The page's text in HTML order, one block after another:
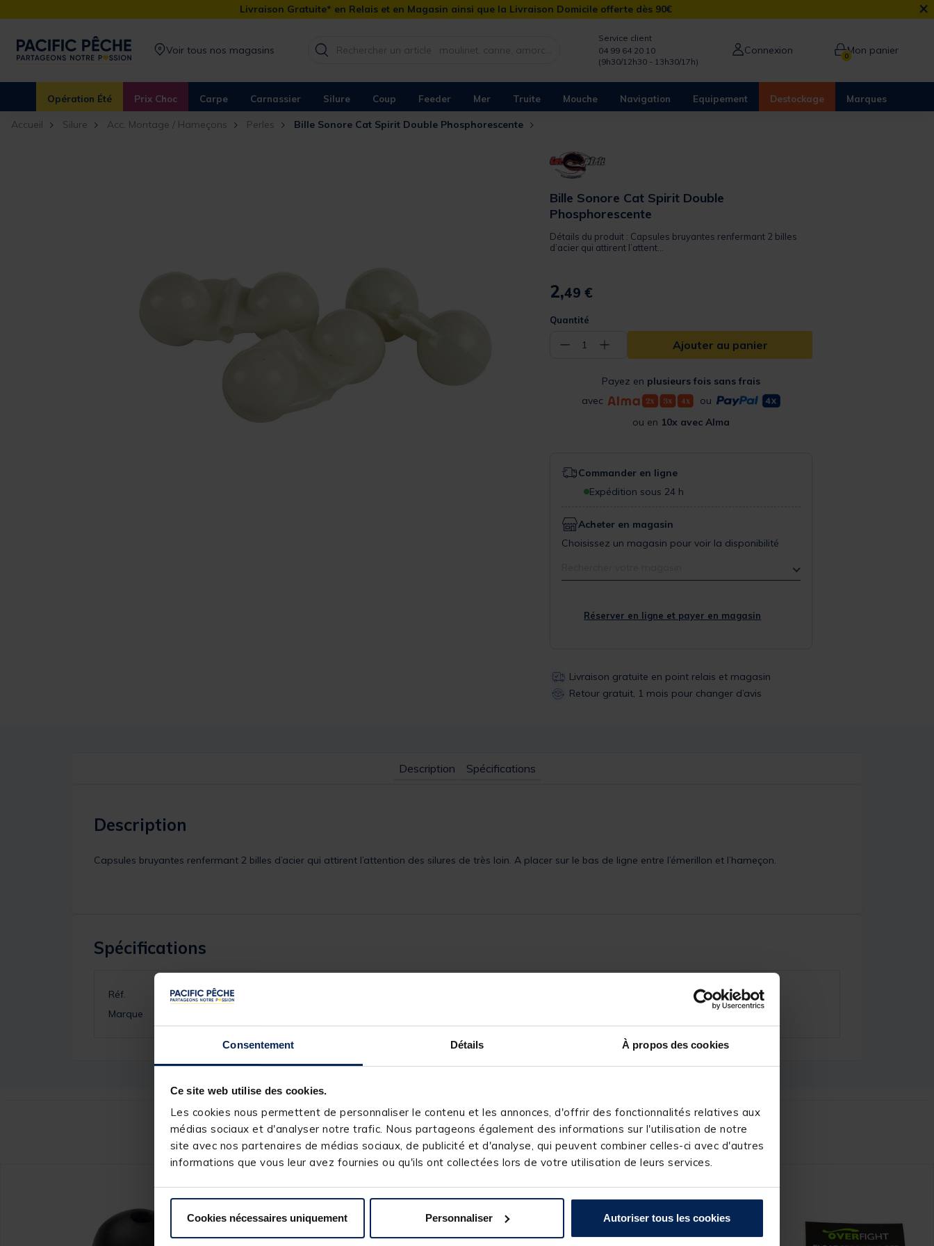
Consentement Détails À propos des cookies
Ce site web utilise des cookies.
Les cookies nous permettent de personnaliser le contenu et les annonces, d'offrir des fonctionnalités relatives aux
médias sociaux et d'analyser notre trafic. Nous partageons également des informations sur l'utilisation de notre
site avec nos partenaires de médias sociaux, de publicité et d'analyse, qui peuvent combiner celles-ci avec d'autres
informations que vous leur avez fournies ou qu'ils ont collectées lors de votre utilisation de leurs services.
Cookies nécessaires uniquement Personnaliser Autoriser tous les cookies
Livraison Gratuite* en Relais et en Magasin ainsi que la Livraison Domicile offerte dès 90€ ×
Voir tous nos magasins
Service client
04 99 64 20 10
(9h30/12h30 - 13h30/17h)
Connexion 0Mon panier
Opération Été Prix Choc Carpe Carnassier Silure Coup Feeder Mer Truite Mouche Navigation Equipement Destockage Marques
Accueil Silure Acc. Montage / Hameçons Perles Bille Sonore Cat Spirit Double Phosphorescente
Bille Sonore Cat Spirit Double
Phosphorescente
Détails du produit : Capsules bruyantes renfermant 2 billes
d’acier qui attirent l’attent...
2,49 €
Quantité
− 1 + Ajouter au panier
Payez en plusieurs fois sans frais
avec
ou
ou en 10x avec Alma
Commander en ligne
Expédition sous 24 h
Acheter en magasin
Choisissez un magasin pour voir la disponibilité
Réserver en ligne et payer en magasin
Livraison gratuite en point relais et magasin
Retour gratuit, 1 mois pour changer d’avis
Description Spécifications
Description
Capsules bruyantes renfermant 2 billes d’acier qui attirent l’attention des silures de très loin. A placer sur le bas de ligne entre l’émerillon et l’hameçon.
Spécifications
Réf.
Marque
Ces produits pourraient vous intéresser :